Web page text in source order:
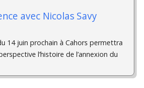
avec Nicolas Savy
14 juin prochain à Cahors permettra
l’histoire de l’annexion du